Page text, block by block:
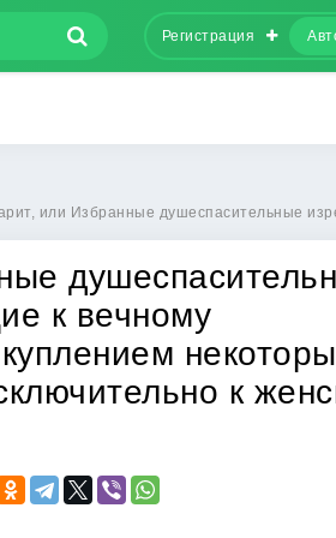
Регистрация
душеспасительные изречения, руководящие к вечному блаженству, с присовокуплением некоторых бесед,
к вечному
к